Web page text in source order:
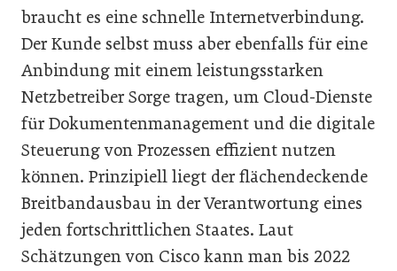
braucht es eine schnelle Internetverbindung.
Der Kunde selbst muss aber ebenfalls für eine
Anbindung mit einem leistungsstarken
Netzbetreiber Sorge tragen, um Cloud-Dienste
für Dokumentenmanagement und die digitale
Steuerung von Prozessen effizient nutzen
können. Prinzipiell liegt der flächendeckende
Breitbandausbau in der Verantwortung eines
jeden fortschrittlichen Staates. Laut
Schätzungen von Cisco kann man bis 2022